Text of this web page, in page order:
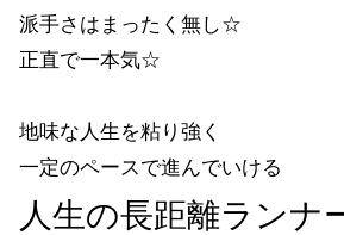
派手さはまったく無し☆
正直で一本気☆
地味な人生を粘り強く
一定のペースで進んでいける
人生の長距離ランナ